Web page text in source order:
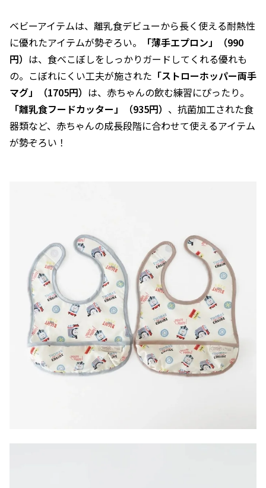
ベビーアイテムは、離乳食デビューから長く使える耐熱性
に優れたアイテムが勢ぞろい。
「薄手エプロン」（990
円） は、食べこぼしをしっかりガードしてくれる優れも
の。こぼれにくい工夫が施された 「ストローホッパー両手
マグ」（1705円） は、赤ちゃんの飲む練習にぴったり。
「離乳食フードカッター」（935円） 、抗菌加工された食
器類など、赤ちゃんの成長段階に合わせて使えるアイテム
が勢ぞろい！